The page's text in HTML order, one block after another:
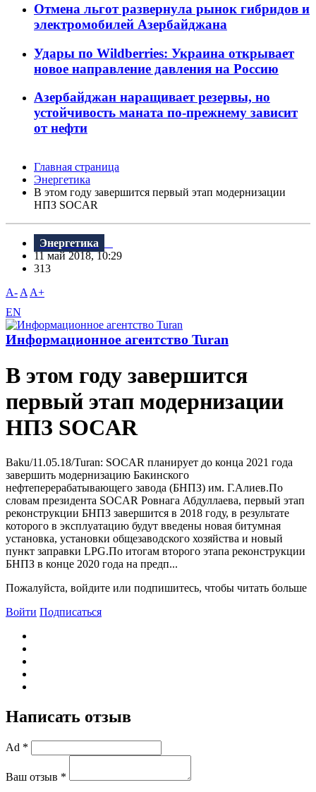
Отмена льгот развернула рынок гибридов и
электромобилей Азербайджана
Удары по Wildberries: Украина открывает
новое направление давления на Россию
Азербайджан наращивает резервы, но
устойчивость маната по-прежнему зависит
от нефти
Главная страница
Энергетика
B этом году завершится первый этап модернизации
НПЗ SOCAR
Энергетика
11 май 2018, 10:29
313
A- A A+
EN
Информационное агентство Turan
B этом году завершится
первый этап модернизации
НПЗ SOCAR
Baku/11.05.18/Turan: SOCAR планирует до конца 2021 года
завершить модернизацию Бакинского
нефтеперерабатывающего завода (БНПЗ) им. Г.Алиев.По
словам президента SOCAR Ровнага Абдуллаева, первый этап
реконструкции БНПЗ завершится в 2018 году, в результате
которого в эксплуатацию будут введены новая битумная
установка, установки общезаводского хозяйства и новый
пункт заправки LPG.По итогам второго этапа реконструкции
БНПЗ в конце 2020 года на предп...
Пожалуйста, войдите или подпишитесь, чтобы читать больше
Войти Подписаться
Написать отзыв
Ad *
Ваш отзыв *